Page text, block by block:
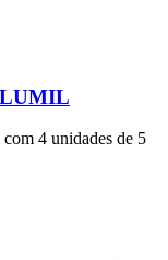
4 unidades de 5